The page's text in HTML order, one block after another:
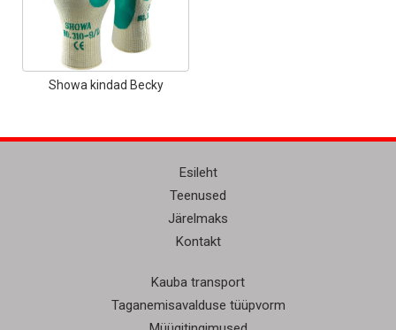
Showa kindad Becky
Esileht
Teenused
Järelmaks
Kontakt
Kauba transport
Taganemisavalduse tüüpvorm